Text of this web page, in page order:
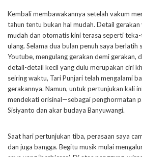
Kembali membawakannya setelah vakum
tahun tentu bukan hal mudah. Detail
mudah dan otomatis kini terasa seperti
ulang. Selama dua bulan penuh saya berlatih
Youtube, mengulang gerakan demi gerakan,
detail-detail kecil yang dulu merupakan ciri
seiring waktu, Tari Punjari telah mengalami
gerakannya. Namun, untuk pertunjukan kali
mendekati orisinal—sebagai penghormatan
Sisiyanto dan akar budaya Banyuwangi.
Saat hari pertunjukan tiba, perasaan saya
dan juga bangga. Begitu musik mulai